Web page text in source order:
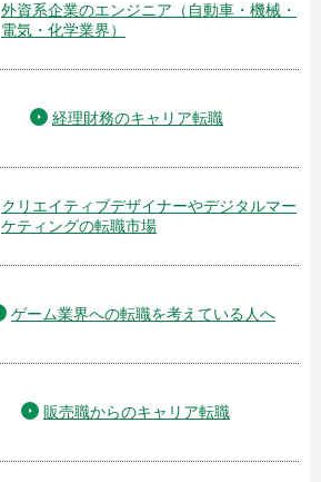
外資系企業のエンジニア（自動車・機械・
電気・化学業界）
経理財務のキャリア転職
クリエイティブデザイナーやデジタルマー
ケティングの転職市場
ゲーム業界への転職を考えている人へ
販売職からのキャリア転職